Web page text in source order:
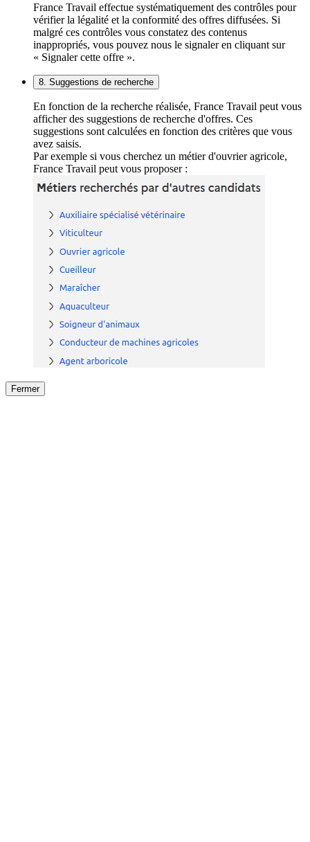
France Travail effectue systématiquement des contrôles pour
vérifier la légalité et la conformité des offres diffusées. Si
malgré ces contrôles vous constatez des contenus
inappropriés, vous pouvez nous le signaler en cliquant sur
« Signaler cette offre ».
8. Suggestions de recherche
En fonction de la recherche réalisée, France Travail peut vous
afficher des suggestions de recherche d'offres. Ces
suggestions sont calculées en fonction des critères que vous
avez saisis.
Par exemple si vous cherchez un métier d'ouvrier agricole,
France Travail peut vous proposer :
Fermer